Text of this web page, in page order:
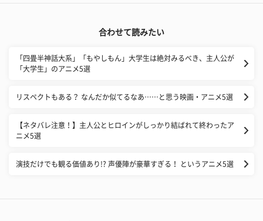
合わせて読みたい
「四畳半神話大系」「もやしもん」大学生は絶対みるべき、主人公が
「大学生」のアニメ5選
リスペクトもある？ なんだか似てるなあ……と思う映画・アニメ5選
【ネタバレ注意！】主人公とヒロインがしっかり結ばれて終わったア
ニメ5選
演技だけでも観る価値あり!? 声優陣が豪華すぎる！ というアニメ5選